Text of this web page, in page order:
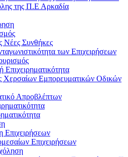
της Π.Ε Αρκαδία
Νέες Συνθήκες
των Επιχειρήσεων
Επιχειρηματικότητα
Χερσαίων Εμπορευματικών Οδικών
Απροβλέπτων
Επιχειρήσεων
Επιχειρήσεων